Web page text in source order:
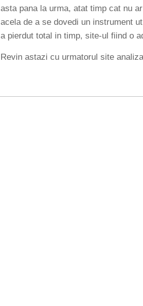
asta pana la urma, atat timp cat nu
acela de a se dovedi un instrument
a pierdut total in timp, site-ul fiind o
Revin astazi cu urmatorul site